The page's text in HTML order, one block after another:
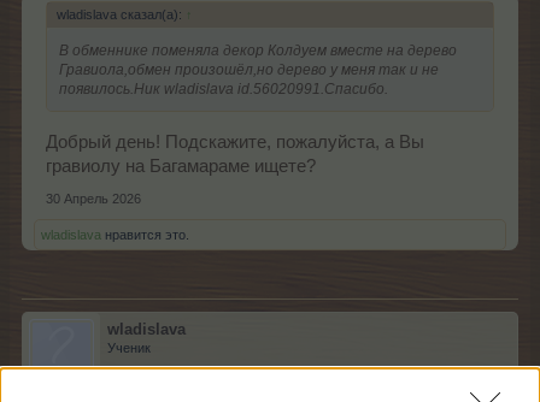
wladislava сказал(а): ↑
В обменнике поменяла декор Колдуем вместе на дерево
Гравиола,обмен произошёл,но дерево у меня так и не
появилось.Ник wladislava id.56020991.Спасибо.
Добрый день! Подскажите, пожалуйста, а Вы
гравиолу на Багамараме ищете?
30 Апрель 2026
wladislava нравится это.
wladislava
Ученик